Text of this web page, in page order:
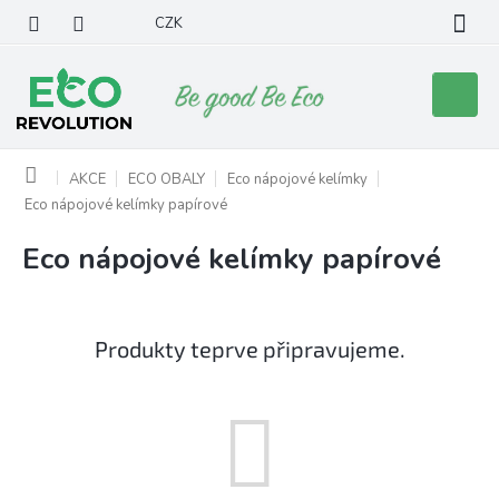
obsah
CZK
košík
Domů AKCE ECO OBALY
Eco nápojové kelímky
Eco nápojové kelímky papírové
Eco nápojové kelímky papírové
Produkty teprve připravujeme.